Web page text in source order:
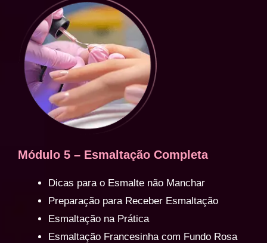
Módulo 5 – Esmaltação Completa
Dicas para o Esmalte não Manchar
Preparação para Receber Esmaltação
Esmaltação na Prática
Esmaltação Francesinha com Fundo Rosa